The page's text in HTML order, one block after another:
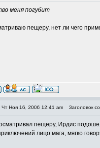
меня погубит
пещеру, нет ли чего
Чт Ноя 16, 2006 12:41 am Заголовок
пещеру, Ирдис
лицо мага, мягко